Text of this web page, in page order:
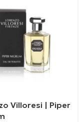
Villoresi | Piper